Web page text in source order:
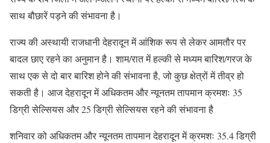
साथ बौछारें पड़ने की संभावना है।
राज्य की अस्थायी राजधानी देहरादून में आंशिक रूप से लेकर आमतौर पर
बादल छाए रहने का अनुमान है। शाम/रात में हल्की से मध्यम बारिश/गरज के
साथ एक से दो बार बारिश होने की संभावना है, जो कुछ क्षेत्रों में तीव्र हो
सकती है। आज देहरादून में अधिकतम और न्यूनतम तापमान क्रमशः 35
डिग्री सेल्सियस और 25 डिग्री सेल्सियस रहने की संभावना है
शनिवार को अधिकतम और न्यूनतम तापमान देहरादून में क्रमशः 35.4 डिग्री